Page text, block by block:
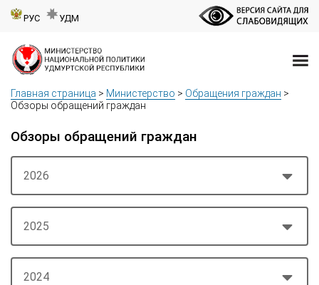
РУС УДМ
Главная страница > Министерство > Обращения граждан >
Обзоры обращений граждан
Обзоры обращений граждан
2026
2025
2024